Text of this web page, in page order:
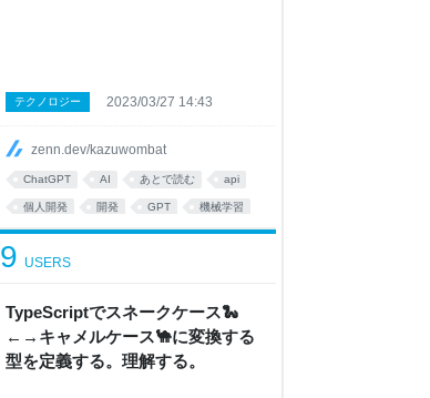
zenn.dev/kazuwombat
テクノロジー 2023/03/27 14:43
ChatGPT AI あとで読む api
個人開発 開発 GPT 機械学習
JavaScript
TypeScriptでスネークケース🐍
←→キャメルケース🐪に変換する
型を定義する。理解する。
9 USERS